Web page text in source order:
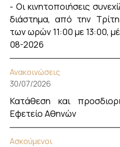
- Οι κινητοποιήσεις
διάστημα, από την
των ωρών 11:00 με 13:00,
08-2026
Ανακοινώσεις
30/07/2026
Κατάθεση και
Εφετείο Αθηνών
Ασκούμενοι